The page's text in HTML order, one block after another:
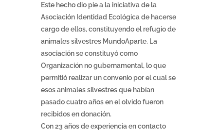
Este hecho dio pie a la iniciativa de la
Asociación Identidad Ecológica de hacerse
cargo de ellos, constituyendo el refugio de
animales silvestres MundoAparte. La
asociación se constituyó como
Organización no gubernamental, lo que
permitió realizar un convenio por el cual se
esos animales silvestres que habían
pasado cuatro años en el olvido fueron
recibidos en donación.
Con 23 años de experiencia en contacto